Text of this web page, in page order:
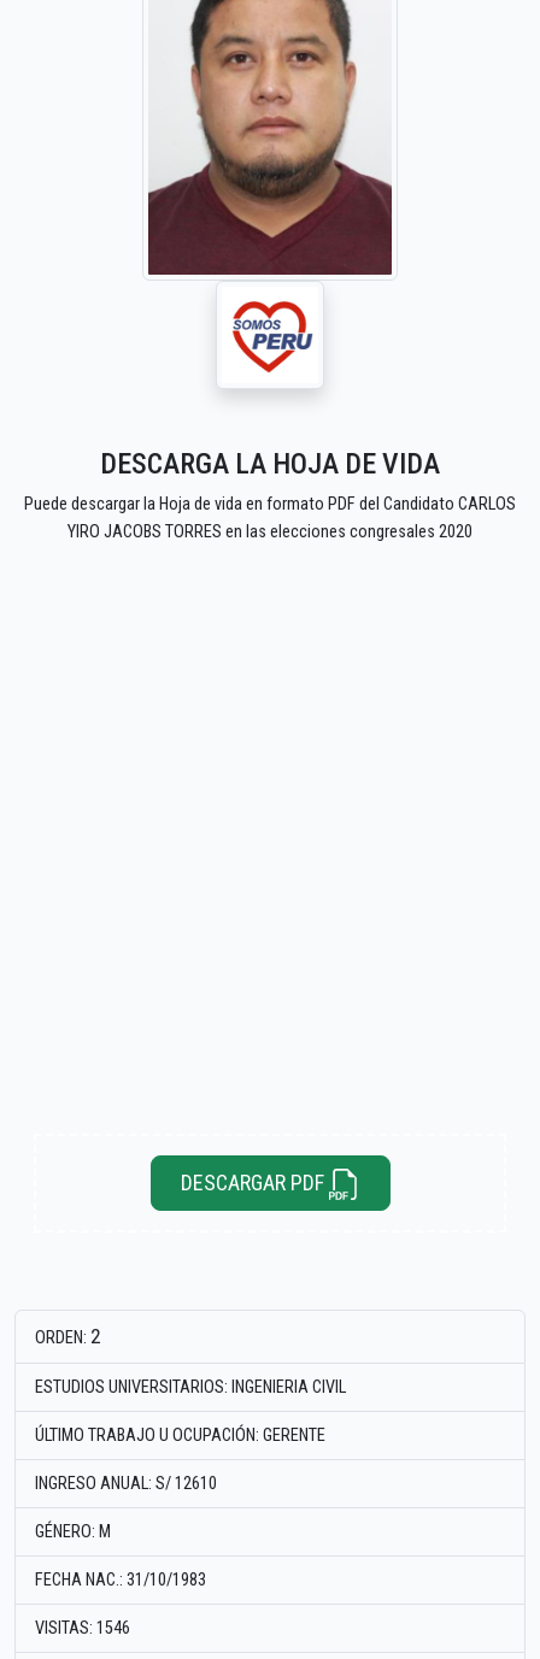
DESCARGA LA HOJA DE VIDA
Puede descargar la Hoja de vida en formato PDF del Candidato CARLOS
YIRO JACOBS TORRES en las elecciones congresales 2020
DESCARGAR PDF
ORDEN: 2
ESTUDIOS UNIVERSITARIOS: INGENIERIA CIVIL
ÚLTIMO TRABAJO U OCUPACIÓN: GERENTE
INGRESO ANUAL: S/ 12610
GÉNERO: M
FECHA NAC.: 31/10/1983
VISITAS: 1546